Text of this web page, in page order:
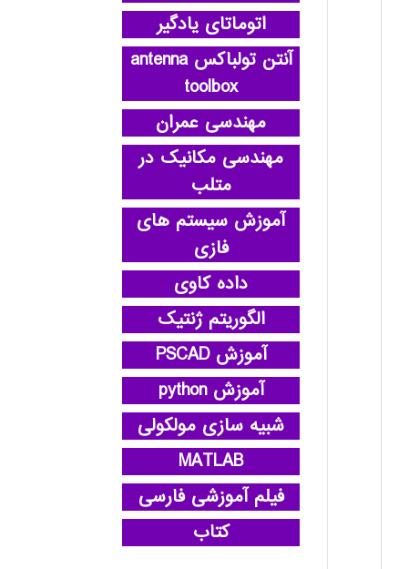
اتوماتای یادگیر
آنتن تولباکس antenna
toolbox
مهندسی عمران
مهندسی مکانیک در
متلب
آموزش سیستم های
فازی
داده کاوی
الگوریتم ژنتیک
آموزش PSCAD
آموزش python
شبیه سازی مولکولی
MATLAB
فیلم آموزشی فارسی
کتاب